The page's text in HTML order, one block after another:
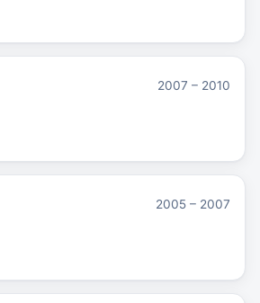
2007 – 2010
2005 – 2007